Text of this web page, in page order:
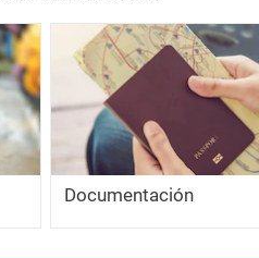
Documentación